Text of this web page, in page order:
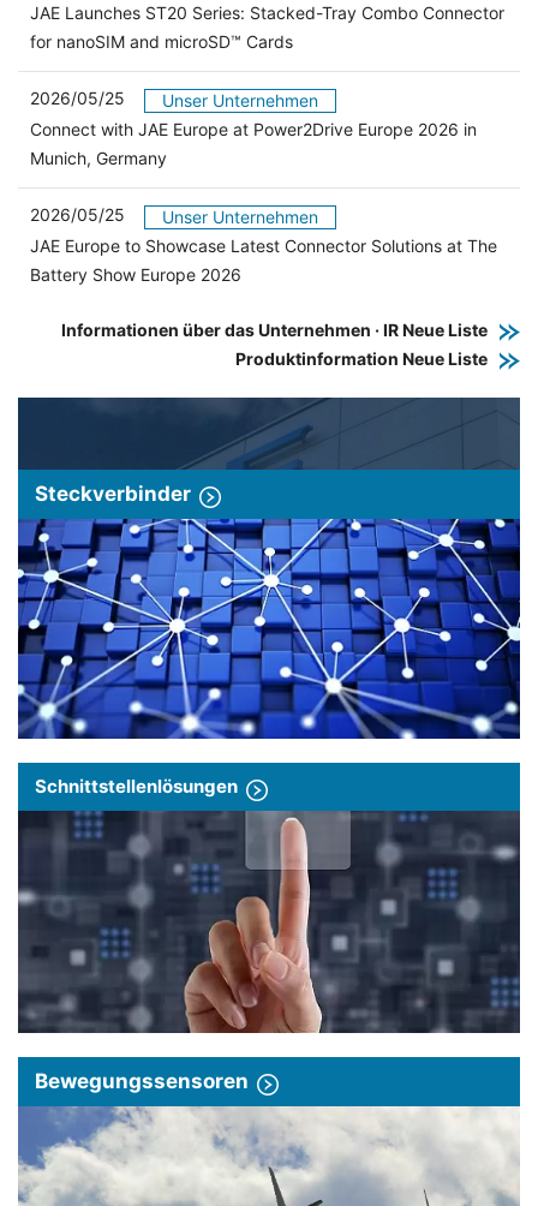
JAE Launches ST20 Series: Stacked-Tray Combo Connector
for nanoSIM and microSD™ Cards
2026/05/25
Unser Unternehmen
Connect with JAE Europe at Power2Drive Europe 2026 in
Munich, Germany
2026/05/25
Unser Unternehmen
JAE Europe to Showcase Latest Connector Solutions at The
Battery Show Europe 2026
Informationen über das Unternehmen · IR Neue Liste
Produktinformation Neue Liste
Steckverbinder
Schnittstellenlösungen
Bewegungssensoren